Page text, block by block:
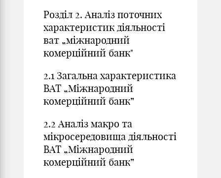
Розділ 2. Аналіз поточних
характеристик діяльності
ват „міжнародний
комерційний банк"
2.1 Загальна характеристика
ВАТ „Міжнародний
комерційний банк”
2.2 Аналіз макро та
мікросередовища діяльності
ВАТ „Міжнародний
комерційний банк”